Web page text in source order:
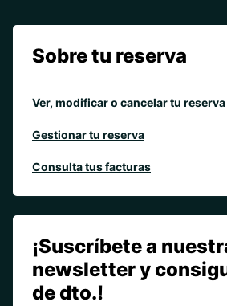
Sobre tu reserva
Ver, modificar o cancelar tu reserva
Gestionar tu reserva
Consulta tus facturas
¡Suscríbete a
newsletter y
de dto.!